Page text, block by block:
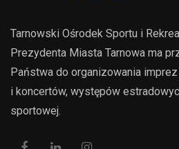
Tarnowski Ośrodek Sportu i
Prezydenta Miasta Tarnowa ma
Państwa do organizowania
i koncertów, występów
sportowej.